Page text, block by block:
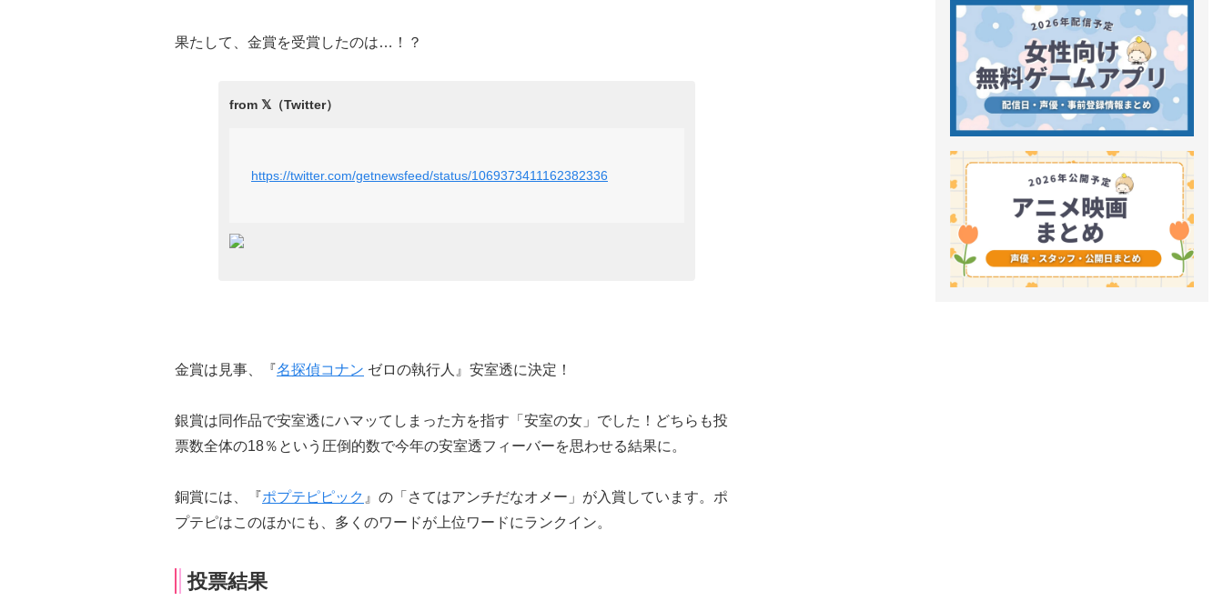
果たして、金賞を受賞したのは…！？
https://twitter.com/getnewsfeed/status/1069373411162382336
金賞は見事、『名探偵コナン ゼロの執行人』安室透に決定！
銀賞は同作品で安室透にハマッてしまった方を指す「安室の女」でした！どちらも投
票数全体の18％という圧倒的数で今年の安室透フィーバーを思わせる結果に。
銅賞には、『ポプテピピック 』の「さてはアンチだなオメー」が入賞しています。ポ
プテピはこのほかにも、多くのワードが上位ワードにランクイン。
投票結果